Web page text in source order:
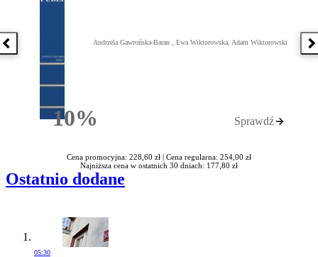
Poprzednia książka
10%Rabatu
Andrzela Gawrońska-Baran , Ewa Wiktorowska, Adam Wiktorowski
Sprawdź
Cena promocyjna: 228,60 zł | Cena regularna: 254,00 zł
Najniższa cena w ostatnich 30 dniach: 177,80 zł
Ostatnio dodane
05:30